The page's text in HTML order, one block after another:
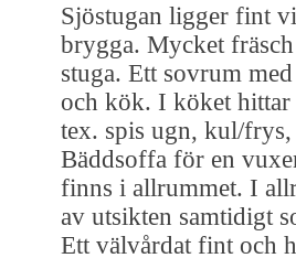
Sjöstugan ligger fint
brygga. Mycket
stuga. Ett sovrum
och kök. I köket
tex. spis ugn, kul/
Bäddsoffa för en
finns i allrummet. I
av utsikten samtidigt
Ett välvårdat fint och